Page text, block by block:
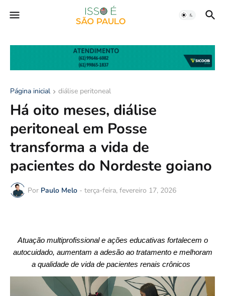
Página inicial diálise peritoneal
Há oito meses, diálise
peritoneal em Posse
transforma a vida de
pacientes do Nordeste goiano
Por Paulo Melo - terça-feira, fevereiro 17, 2026
Atuação multiprofissional e ações educativas fortalecem o
autocuidado, aumentam a adesão ao tratamento e melhoram
a qualidade de vida de pacientes renais crônicos